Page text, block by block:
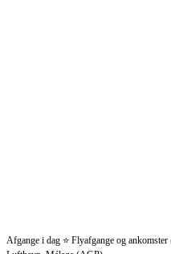
Afgange i dag ⭐ Flyafgange og